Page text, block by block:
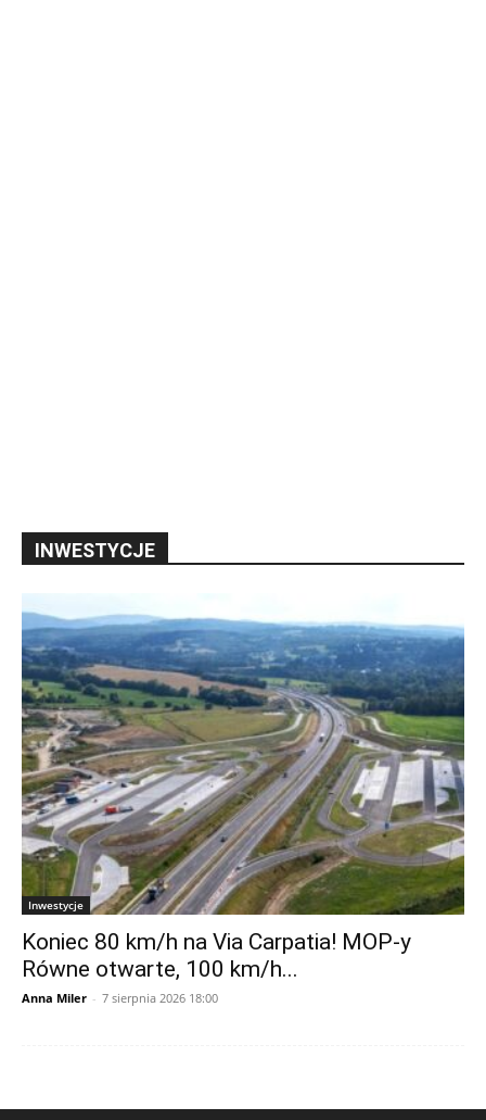
INWESTYCJE
Inwestycje
Koniec 80 km/h na Via Carpatia! MOP-y
Równe otwarte, 100 km/h...
Anna Miler - 7 sierpnia 2026 18:00